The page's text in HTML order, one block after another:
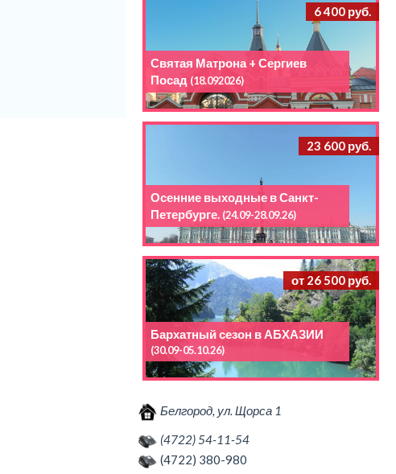
6 400 руб.
Святая Матрона + Сергиев
Посад (18.092026)
23 600 руб.
Осенние выходные в Санкт-
Петербурге. (24.09-28.09.26)
от 26 500 руб.
Бархатный сезон в АБХАЗИИ
(30.09-05.10.26)
Белгород, ул. Щорса 1
(4722) 54-11-54
(4722) 380-980